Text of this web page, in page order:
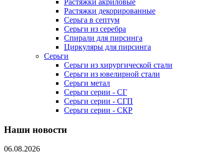
Растяжки акриловые
Растяжки декорированные
Серьга в септум
Серьги из серебра
Спирали для пирсинга
Циркуляры для пирсинга
Серьги
Серьги из хирургической стали
Серьги из ювелирной стали
Серьги метал
Серьги серии - СГ
Серьги серии - СГП
Серьги серии - СКР
Наши новости
06.08.2026